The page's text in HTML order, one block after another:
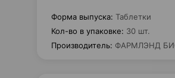
Форма выпуска: Таблетки
Кол-во в упаковке: 30 шт.
Производитель: ФАРМЛЭНД